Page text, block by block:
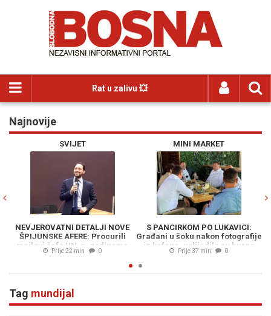
Rat u zalivu 💥
Najnovije
SVIJET
NEVJEROVATNI DETALJI NOVE
ŠPIJUNSKE AFERE: Procurili
mailovi šefa UN-a, godinama
Izraelu tajno dostavljao
Prije 22 min 0
MINI MARKET
S PANCIRKOM PO LUKAVICI:
Građani u šoku nakon fotografije
iz kafane, uslijedile su burne
reakcije...
Prije 37 min 0
Tag mundijal